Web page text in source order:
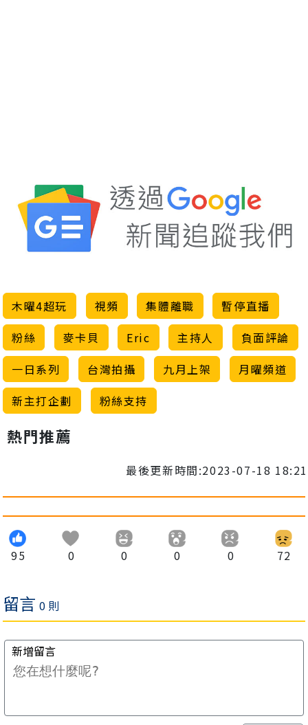
木曜4超玩 視頻 集體離職
暫停直播
粉絲
麥卡貝 Eric 主持人
負面評論
一日系列
台灣拍攝 九月上架
月曜頻道
新主打企劃
粉絲支持
熱門推薦
最後更新時間:2023-07-18 18:21
95 0 0 0 0 72